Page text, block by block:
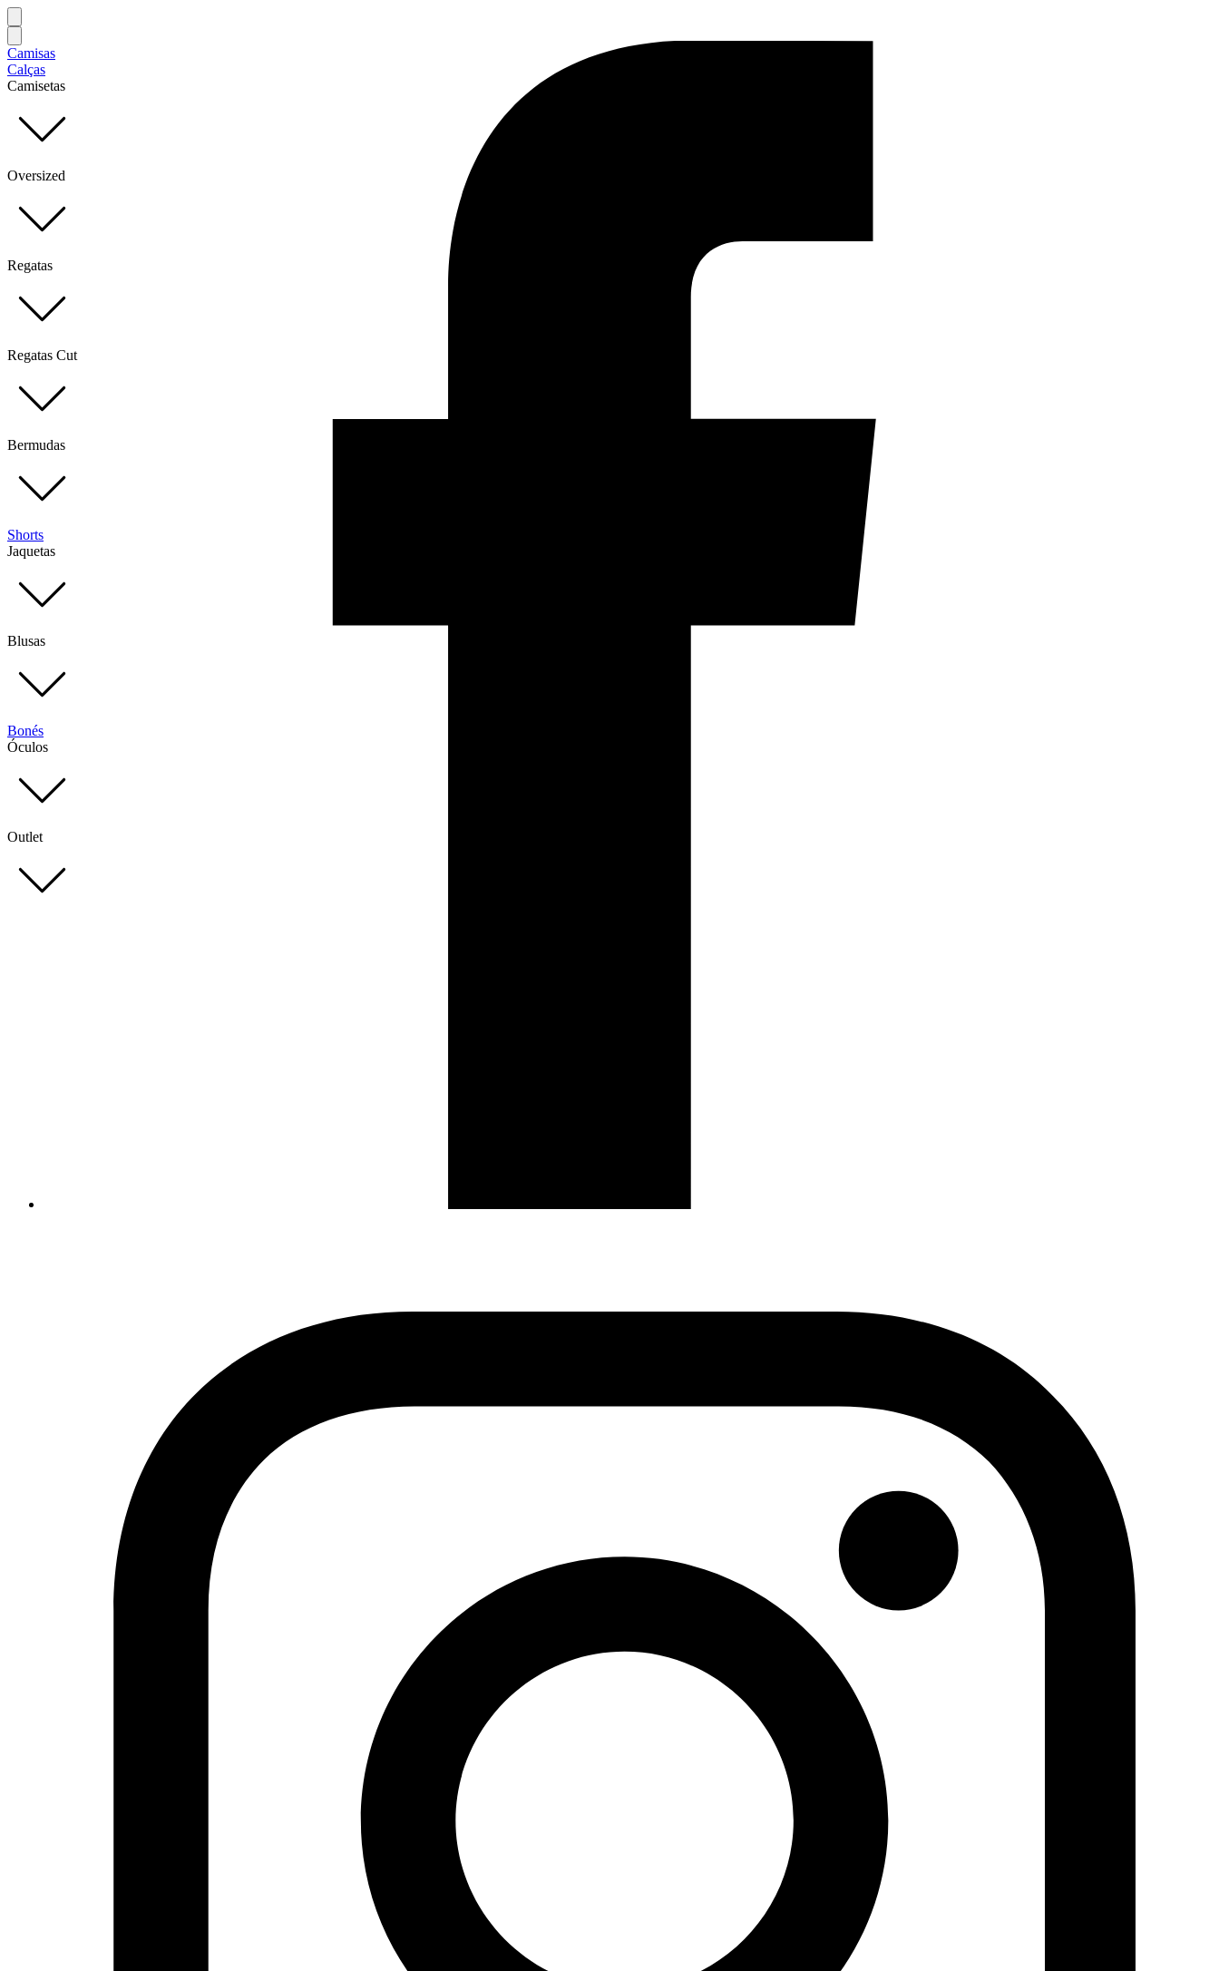
Camisas
Calças
Camisetas
Oversized
Regatas
Regatas Cut
Bermudas
Shorts
Jaquetas
Blusas
Bonés
Óculos
Outlet